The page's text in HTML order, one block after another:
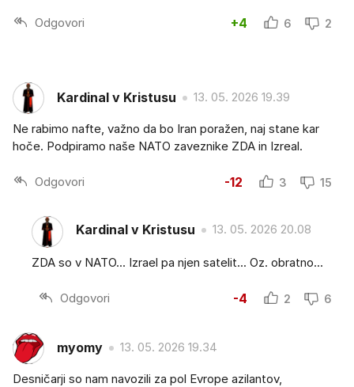
Odgovori +4 6 2
Kardinal v Kristusu 13. 05. 2026 19.39
Ne rabimo nafte, važno da bo Iran poražen, naj stane kar
hoče. Podpiramo naše NATO zaveznike ZDA in Izreal.
Odgovori -12 3 15
Kardinal v Kristusu 13. 05. 2026 20.08
ZDA so v NATO... Izrael pa njen satelit... Oz. obratno...
Odgovori -4 2 6
myomy 13. 05. 2026 19.34
Desničarji so nam navozili za pol Evrope azilantov,